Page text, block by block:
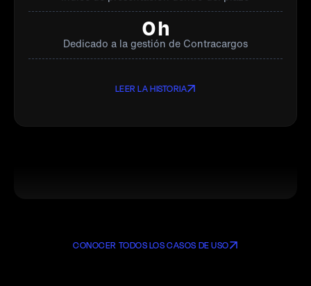
0 h
Dedicado a la gestión de Contracargos
LEER LA HISTORIA
CONOCER TODOS LOS CASOS DE USO